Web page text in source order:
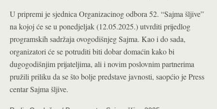
U pripremi je sjednica Organizacinog odbora 52. “Sajma šljive”
na kojoj će se u ponedjeljak (12.05.2025.) utvrditi prijedlog
programskih sadržaja ovogodišnjeg Sajma. Kao i do sada,
organizatori će se potruditi biti dobar domaćin kako bi
dugogodišnjim prijateljima, ali i novim poslovnim partnerima
pružili priliku da se što bolje predstave javnosti, saopćio je Press
centar Sajma šljive.